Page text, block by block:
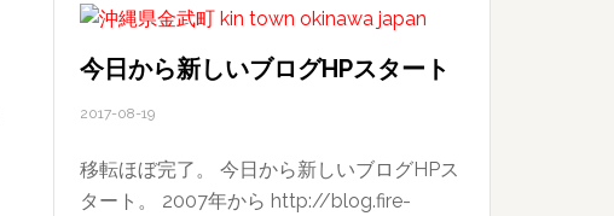
泉〜
人
士
林
今日から新しいブログHPスタート
2017-08-19
移転ほぼ完了。 今日から新しいブログHPス
タート。 2007年から http://blog.fire-